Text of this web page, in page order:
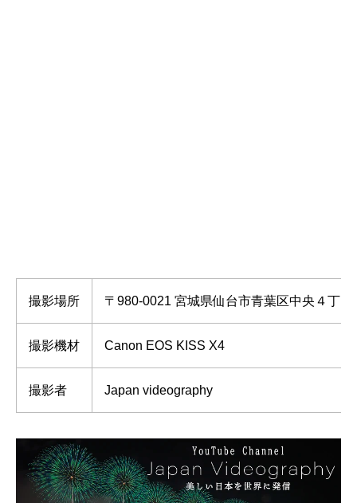
撮影場所 〒980-0021 宮城県仙台市青葉区中央４丁
撮影機材 Canon EOS KISS X4
撮影者 Japan videography